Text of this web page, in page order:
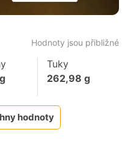
Hodnoty jsou přibližné
g
Tuky
262,98 g
hodnoty